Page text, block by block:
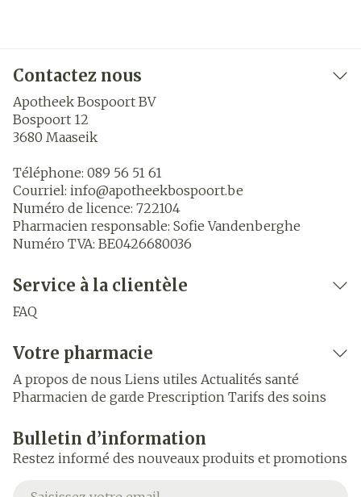
Contactez nous
Apotheek Bospoort BV
Bospoort 12
3680 Maaseik
Téléphone: 089 56 51 61
Courriel: info@apotheekbospoort.be
Numéro de licence: 722104
Pharmacien responsable: Sofie Vandenberghe
Numéro TVA: BE0426680036
Service à la clientèle
FAQ
Votre pharmacie
A propos de nous Liens utiles Actualités santé
Pharmacien de garde Prescription Tarifs des soins
Bulletin d’information
Restez informé des nouveaux produits et promotions
Adresse mail